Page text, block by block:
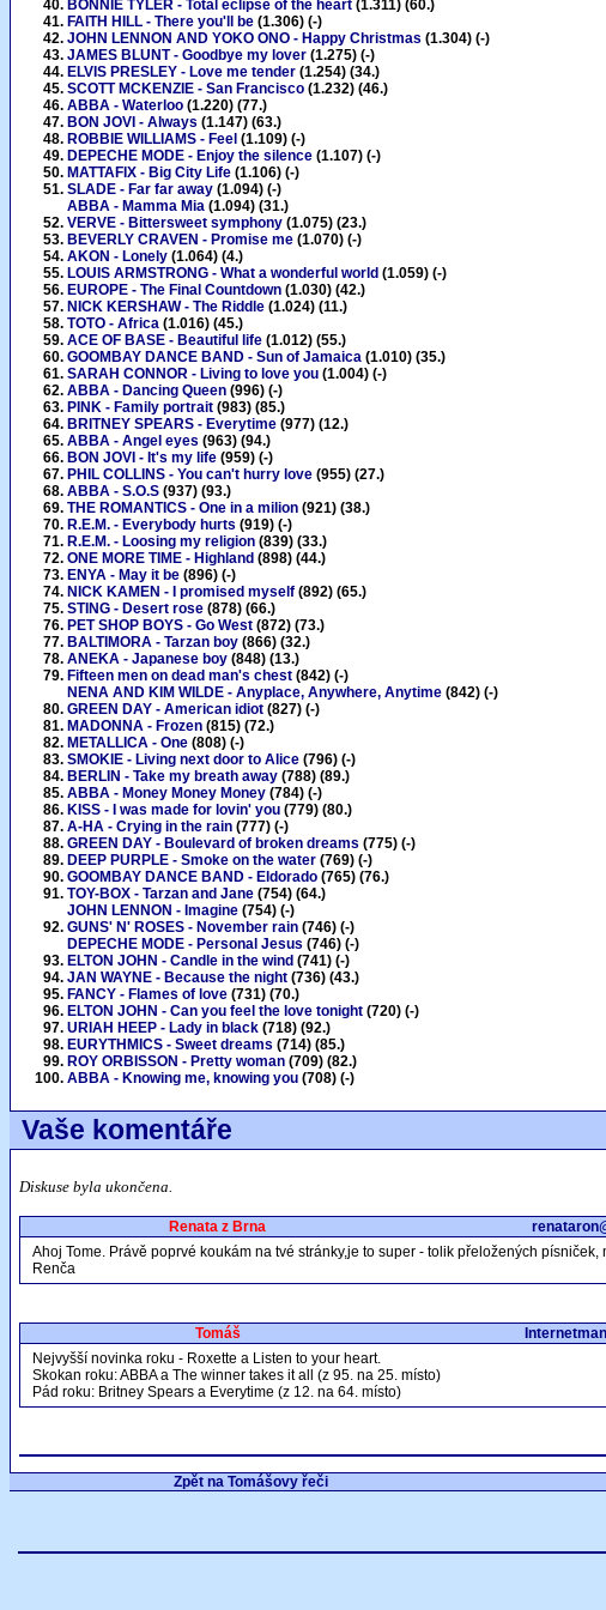
BONNIE TYLER - Total eclipse of the heart (1.311) (60.)
FAITH HILL - There you'll be (1.306) (-)
JOHN LENNON AND YOKO ONO - Happy Christmas (1.304) (-)
JAMES BLUNT - Goodbye my lover (1.275) (-)
ELVIS PRESLEY - Love me tender (1.254) (34.)
SCOTT MCKENZIE - San Francisco (1.232) (46.)
ABBA - Waterloo (1.220) (77.)
BON JOVI - Always (1.147) (63.)
ROBBIE WILLIAMS - Feel (1.109) (-)
DEPECHE MODE - Enjoy the silence (1.107) (-)
MATTAFIX - Big City Life (1.106) (-)
SLADE - Far far away (1.094) (-)
ABBA - Mamma Mia (1.094) (31.)
VERVE - Bittersweet symphony (1.075) (23.)
BEVERLY CRAVEN - Promise me (1.070) (-)
AKON - Lonely (1.064) (4.)
LOUIS ARMSTRONG - What a wonderful world (1.059) (-)
EUROPE - The Final Countdown (1.030) (42.)
NICK KERSHAW - The Riddle (1.024) (11.)
TOTO - Africa (1.016) (45.)
ACE OF BASE - Beautiful life (1.012) (55.)
GOOMBAY DANCE BAND - Sun of Jamaica (1.010) (35.)
SARAH CONNOR - Living to love you (1.004) (-)
ABBA - Dancing Queen (996) (-)
PINK - Family portrait (983) (85.)
BRITNEY SPEARS - Everytime (977) (12.)
ABBA - Angel eyes (963) (94.)
BON JOVI - It's my life (959) (-)
PHIL COLLINS - You can't hurry love (955) (27.)
ABBA - S.O.S (937) (93.)
THE ROMANTICS - One in a milion (921) (38.)
R.E.M. - Everybody hurts (919) (-)
R.E.M. - Loosing my religion (839) (33.)
ONE MORE TIME - Highland (898) (44.)
ENYA - May it be (896) (-)
NICK KAMEN - I promised myself (892) (65.)
STING - Desert rose (878) (66.)
PET SHOP BOYS - Go West (872) (73.)
BALTIMORA - Tarzan boy (866) (32.)
ANEKA - Japanese boy (848) (13.)
Fifteen men on dead man's chest (842) (-)
NENA AND KIM WILDE - Anyplace, Anywhere, Anytime (842) (-)
GREEN DAY - American idiot (827) (-)
MADONNA - Frozen (815) (72.)
METALLICA - One (808) (-)
SMOKIE - Living next door to Alice (796) (-)
BERLIN - Take my breath away (788) (89.)
ABBA - Money Money Money (784) (-)
KISS - I was made for lovin' you (779) (80.)
A-HA - Crying in the rain (777) (-)
GREEN DAY - Boulevard of broken dreams (775) (-)
DEEP PURPLE - Smoke on the water (769) (-)
GOOMBAY DANCE BAND - Eldorado (765) (76.)
TOY-BOX - Tarzan and Jane (754) (64.)
JOHN LENNON - Imagine (754) (-)
GUNS' N' ROSES - November rain (746) (-)
DEPECHE MODE - Personal Jesus (746) (-)
ELTON JOHN - Candle in the wind (741) (-)
JAN WAYNE - Because the night (736) (43.)
FANCY - Flames of love (731) (70.)
ELTON JOHN - Can you feel the love tonight (720) (-)
URIAH HEEP - Lady in black (718) (92.)
EURYTHMICS - Sweet dreams (714) (85.)
ROY ORBISSON - Pretty woman (709) (82.)
ABBA - Knowing me, knowing you (708) (-)
Vaše komentáře
Diskuse byla ukončena.
Renata z Brna
Ahoj Tome. Právě poprvé koukám na tvé stránky,je to super - tolik přeložených
Renča
Tomáš
Nejvyšší novinka roku - Roxette a Listen to your heart.
Skokan roku: ABBA a The winner takes it all (z 95. na 25. místo)
Pád roku: Britney Spears a Everytime (z 12. na 64. místo)
Zpět na Tomášovy řeči